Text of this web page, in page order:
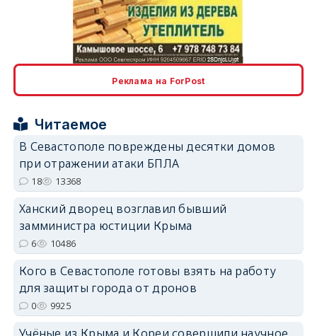
erid: 2SDnjcLUypt
erid: 2SDnjdPjgYS
Реклама на ForPost
Читаемое
В Севастополе повреждены десятки домов
при отражении атаки БПЛА
18 13368
Ханский дворец возглавил бывший
замминистра юстиции Крыма
6 10486
Кого в Севастополе готовы взять на работу
для защиты города от дронов
0 9925